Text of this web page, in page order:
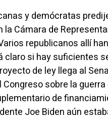
y demócratas
la Cámara de
republicanos allí
claro si hay suficientes
de ley llega al
sobre la
de
Joe Biden aún